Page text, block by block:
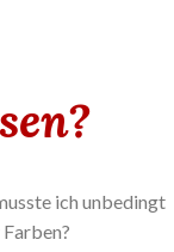
ich unbedingt